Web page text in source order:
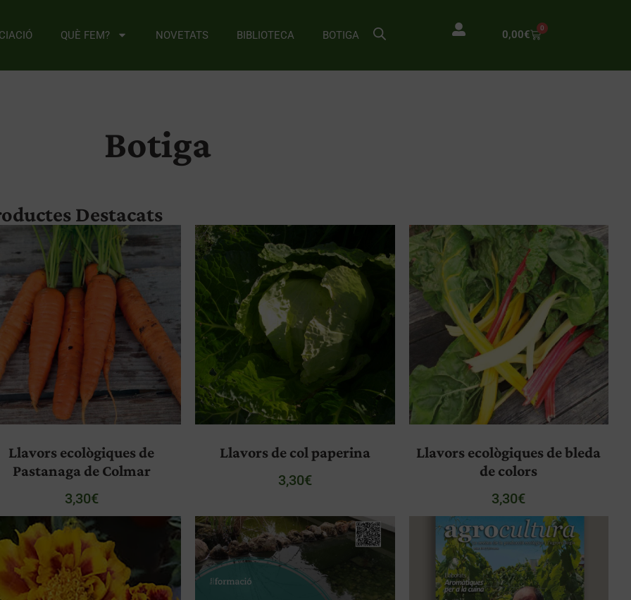
QUÈ FEM? NOVETATS BIBLIOTECA BOTIGA 0,00€
0
Botiga
Destacats
Llavors ecològiques de
Pastanaga de Colmar
3,30€
Llavors de col paperina
3,30€
Llavors ecològiques de bleda
de colors
3,30€